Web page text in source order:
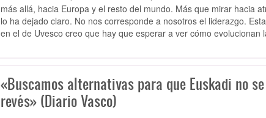
más allá, hacia Europa y el resto del mundo. Más que mirar hacia
lo ha dejado claro. No nos corresponde a nosotros el liderazgo.
en el de Uvesco creo que hay que esperar a ver cómo evolucionan
«Buscamos alternativas para que Euskadi no
revés» (Diario Vasco)